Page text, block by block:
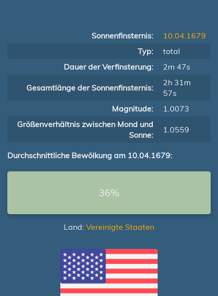
Sonnenfinsternis:
10.04.1679
Typ:
total
Dauer der Verfinsterung:
2m 47s
Gesamtlänge der Sonnenfinsternis:
2h 31m
57s
Magnitude:
1.0073
Größenverhältnis zwischen Mond und
Sonne:
1.0559
Durchschnittliche Bewölkung am 10.04.1679:
36%
Land: Vereinigte Staaten